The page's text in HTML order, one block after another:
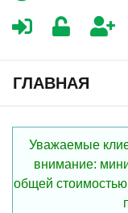
ГЛАВНАЯ
Уважаемые
внимание:
общей